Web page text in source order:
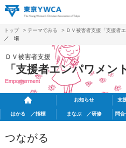
トップ > テーマでみる > ＤＶ被害者支援「支援者
／ 場
ＤＶ被害者支援
「支援者エンパワメン
Empowerment
お知らせ 支
はかる ／指標 まなぶ ／研修 問
つながる